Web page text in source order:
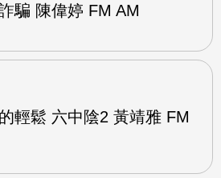
騙 陳偉婷 FM AM
輕鬆 六中陰2 黃靖雅 FM